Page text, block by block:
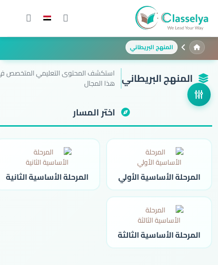
المنهج البريطاني
المنهج البريطاني استكشف المحتوى التعليمي المتخصص
هذا المجال
اختر المسار
المرحلة الأساسية الأولي المرحلة الأساسية الثانية
المرحلة الأساسية الثالثة